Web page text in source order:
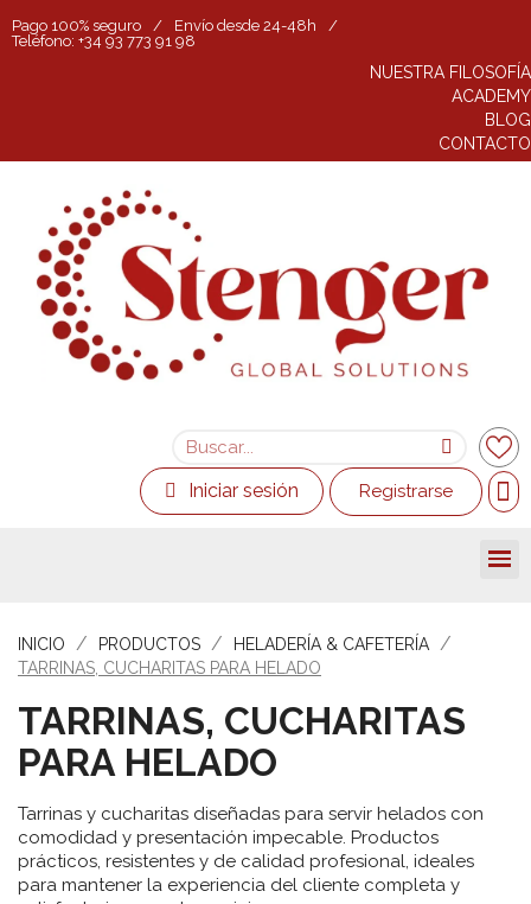
Pago 100% seguro / Envío desde 24-48h
/
Teléfono: +34 93 773 91 98
NUESTRA FILOSOFÍA
ACADEMY
BLOG
CONTACTO
Iniciar sesión Registrarse
INICIO PRODUCTOS
HELADERÍA & CAFETERÍA
TARRINAS, CUCHARITAS PARA HELADO
TARRINAS, CUCHARITAS
PARA HELADO
Tarrinas y cucharitas diseñadas para servir helados con
comodidad y presentación impecable. Productos
prácticos, resistentes y de calidad profesional, ideales
para mantener la experiencia del cliente completa y